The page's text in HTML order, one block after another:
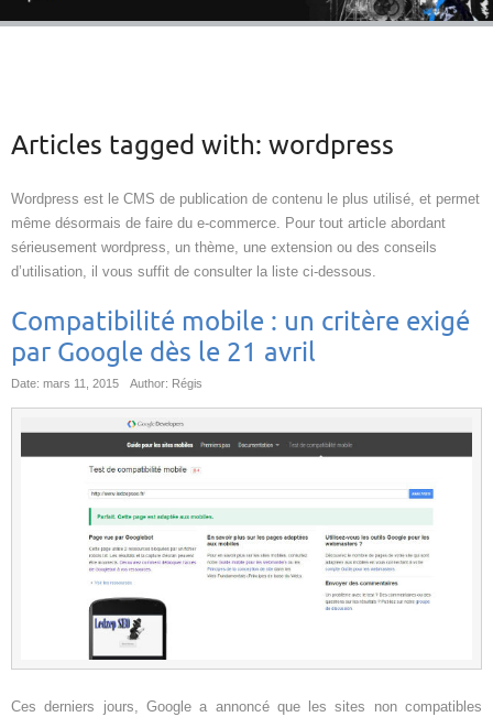
Articles tagged with: wordpress
Wordpress est le CMS de publication de contenu le plus utilisé, et permet
même désormais de faire du e-commerce. Pour tout article abordant
sérieusement wordpress, un thème, une extension ou des conseils
d’utilisation, il vous suffit de consulter la liste ci-dessous.
Compatibilité mobile : un critère exigé
par Google dès le 21 avril
Date: mars 11, 2015 Author: Régis
Ces derniers jours, Google a annoncé que les sites non compatibles